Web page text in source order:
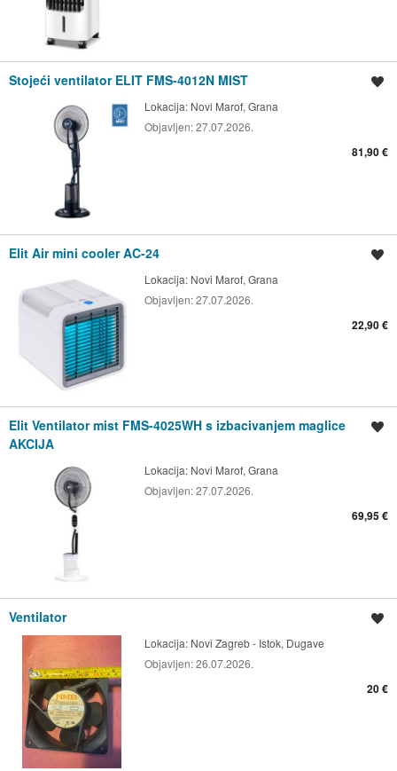
Stojeći ventilator ELIT FMS-4012N MIST
Lokacija: Novi Marof, Grana
Objavljen:27.07.2026.
81,90 €
Elit Air mini cooler AC-24
Lokacija: Novi Marof, Grana
Objavljen:27.07.2026.
22,90 €
Elit Ventilator mist FMS-4025WH s izbacivanjem maglice
AKCIJA
Lokacija: Novi Marof, Grana
Objavljen:27.07.2026.
69,95 €
Ventilator
Lokacija: Novi Zagreb - Istok, Dugave
Objavljen:26.07.2026.
20 €